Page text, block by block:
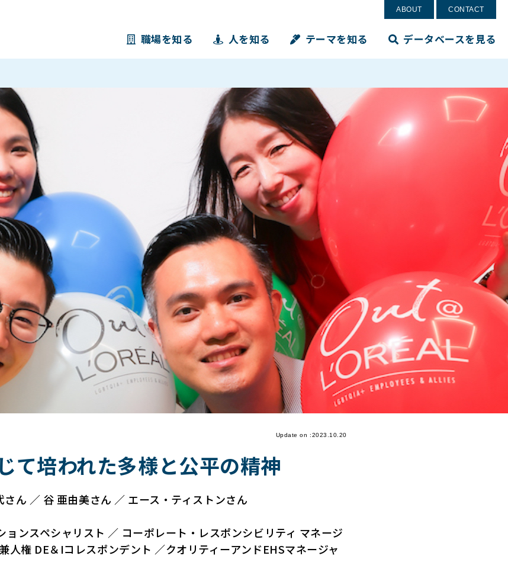
ABOUT CONTACT
職場を知る 人を知る テーマを知る データベースを見る
Update on :2023.10.20
て培われた多様と公平の精神
ん ／ 谷 亜由美さん ／ エース・ティストンさん
ョンスペシャリスト ／ コーポレート・レスポンシビリティ マネージ
人権 DE＆Iコレスポンデント ／クオリティーアンドEHSマネージャ